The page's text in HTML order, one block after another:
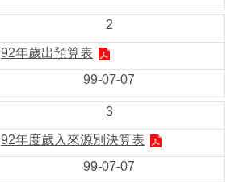
2
92年歲出預算表
99-07-07
3
92年度歲入來源別決算表
99-07-07